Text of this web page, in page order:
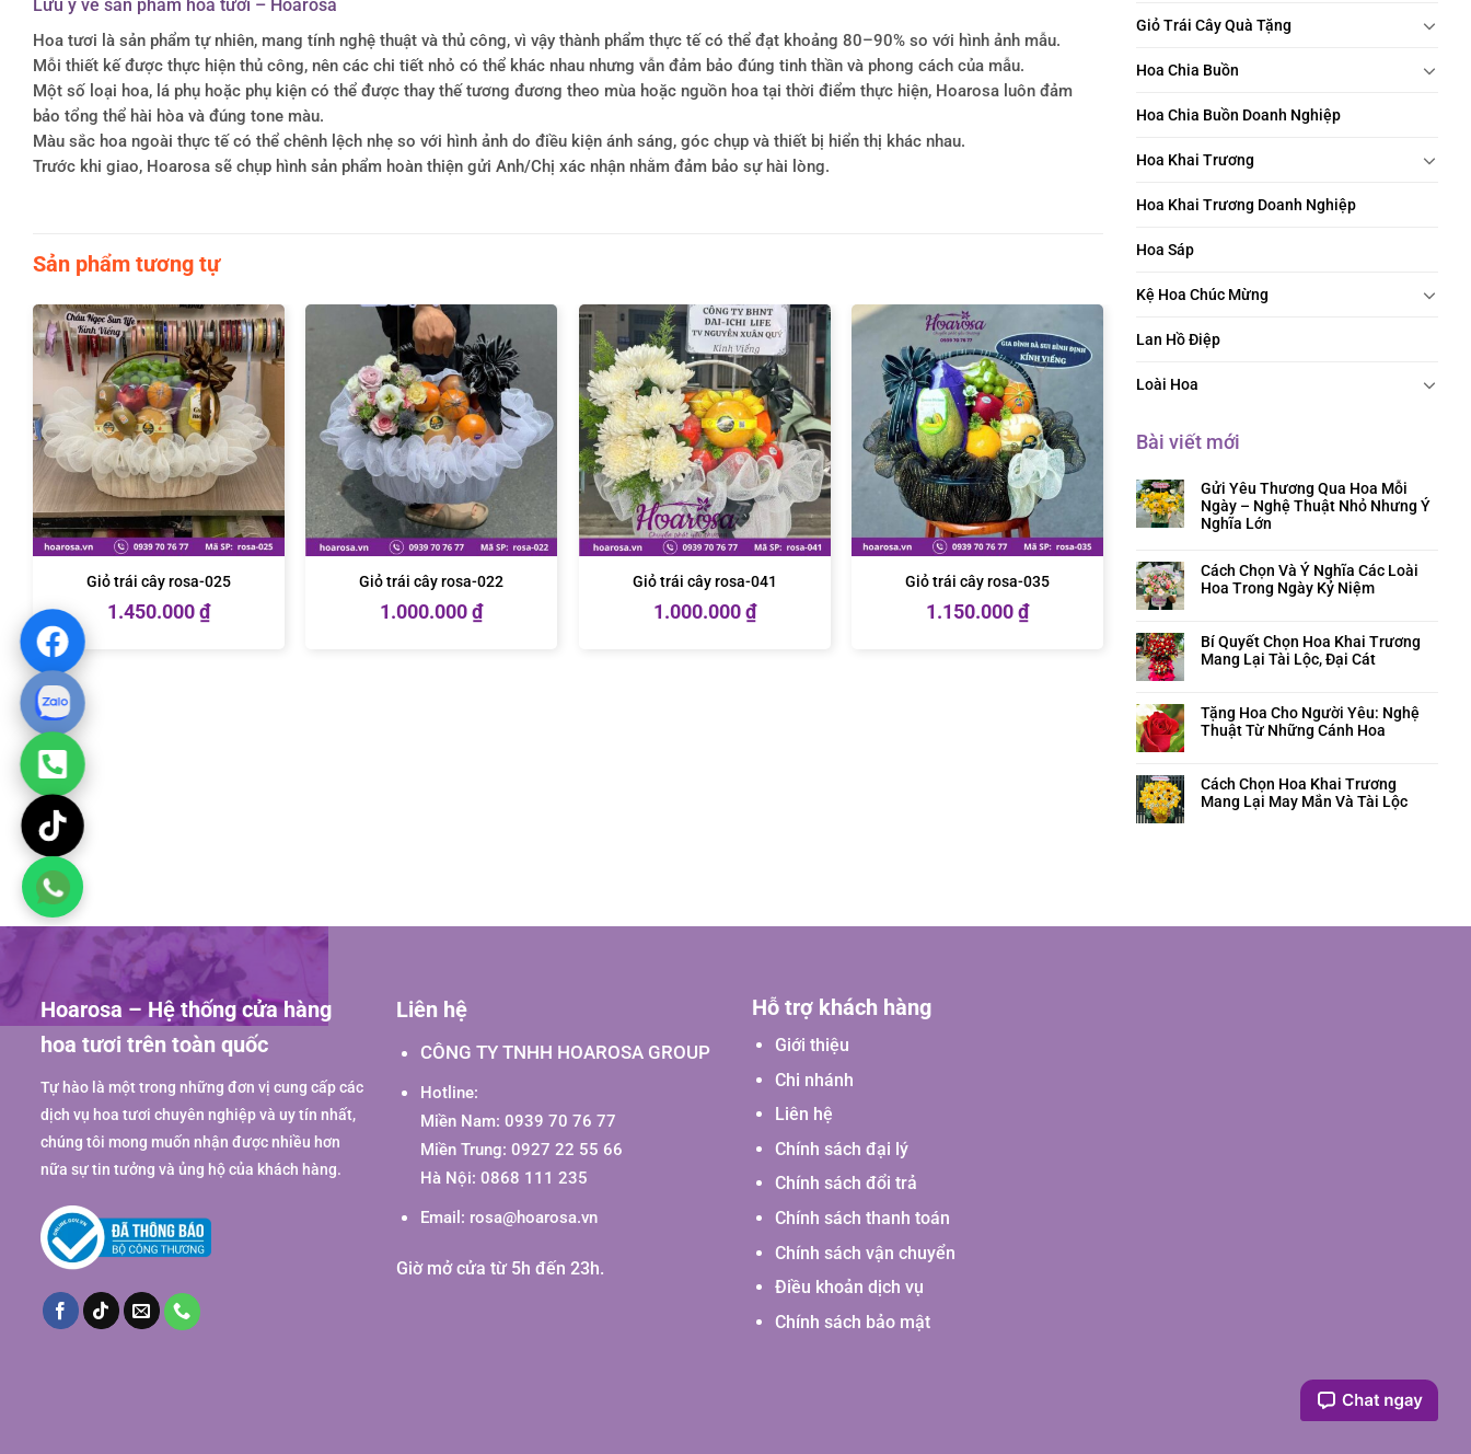
Giỏ Trái Cây Quà Tặng
Hoa Chia Buồn
Hoa Chia Buồn Doanh Nghiệp
Hoa Khai Trương
Hoa Khai Trương Doanh Nghiệp
Hoa Sáp
Kệ Hoa Chúc Mừng
Lan Hồ Điệp
Loài Hoa
Bài viết mới
Gửi Yêu Thương Qua Hoa Mỗi
Ngày – Nghệ Thuật Nhỏ Nhưng Ý
Nghĩa Lớn
Cách Chọn Và Ý Nghĩa Các Loài
Hoa Trong Ngày Kỷ Niệm
Bí Quyết Chọn Hoa Khai Trương
Mang Lại Tài Lộc, Đại Cát
Tặng Hoa Cho Người Yêu: Nghệ
Thuật Từ Những Cánh Hoa
Cách Chọn Hoa Khai Trương
Mang Lại May Mắn Và Tài Lộc
Lưu ý về sản phẩm hoa tươi – Hoarosa
Hoa tươi là sản phẩm tự nhiên, mang tính nghệ thuật và thủ công, vì vậy thành phẩm thực tế có thể đạt khoảng 80–90% so với hình ảnh mẫu.
Mỗi thiết kế được thực hiện thủ công, nên các chi tiết nhỏ có thể khác nhau nhưng vẫn đảm bảo đúng tinh thần và phong cách của mẫu.
Một số loại hoa, lá phụ hoặc phụ kiện có thể được thay thế tương đương theo mùa hoặc nguồn hoa tại thời điểm thực hiện, Hoarosa luôn đảm
bảo tổng thể hài hòa và đúng tone màu.
Màu sắc hoa ngoài thực tế có thể chênh lệch nhẹ so với hình ảnh do điều kiện ánh sáng, góc chụp và thiết bị hiển thị khác nhau.
Trước khi giao, Hoarosa sẽ chụp hình sản phẩm hoàn thiện gửi Anh/Chị xác nhận nhằm đảm bảo sự hài lòng.
Sản phẩm tương tự
Giỏ trái cây rosa-025
1.450.000₫
Giỏ trái cây rosa-022
1.000.000₫
Giỏ trái cây rosa-041
1.000.000₫
Giỏ trái cây rosa-035
1.150.000₫
Hoarosa – Hệ thống cửa hàng
hoa tươi trên toàn quốc
Tự hào là một trong những đơn vị cung cấp các
dịch vụ hoa tươi chuyên nghiệp và uy tín nhất,
chúng tôi mong muốn nhận được nhiều hơn
nữa sự tin tưởng và ủng hộ của khách hàng.
Liên hệ
CÔNG TY TNHH HOAROSA GROUP
Hotline:
Miền Nam: 0939 70 76 77
Miền Trung: 0927 22 55 66
Hà Nội: 0868 111 235
Email: rosa@hoarosa.vn
Giờ mở cửa từ 5h đến 23h.
Hỗ trợ khách hàng
Giới thiệu
Chi nhánh
Liên hệ
Chính sách đại lý
Chính sách đổi trả
Chính sách thanh toán
Chính sách vận chuyển
Điều khoản dịch vụ
Chính sách bảo mật